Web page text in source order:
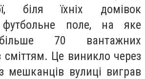
біля їхніх домівок
футбольне поле, на яке
70 вантажних
сміттям. Це виникло через
мешканців вулиці виграв